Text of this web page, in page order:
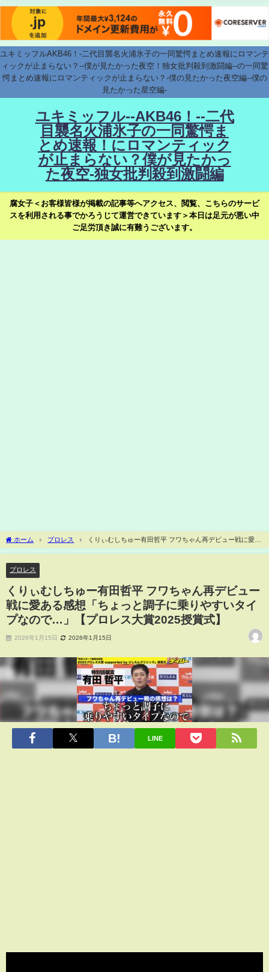
ユキミッフルAKB46！-二代目襲名火浦氷子の一同驚愕まとめ速報にロマンテ
ィックが止まらない？--僕が見たかった夜空！独女批判殺到激闘編--の一同驚
愕まとめ速報にロマンティックが止まらない？-僕の見たかった夜空編--僕の
見たかった星空編-
ユキミッフル--AKB46！--二代
目襲名火浦氷子の一同驚愕ま
とめ速報！にロマンティック
が止まらない？僕が見たかっ
た夜空-独女批判殺到激闘編
腐女子＜お客様皆様が掲載の記事等へアクセス、閲覧、こちらのサービ
スを利用される事でかろうじて運営できています＞本日は足元が悪い中
ご足労頂き誠に有難うございます。
ホーム プロレス
くりぃむしちゅー有田哲平 フワちゃん再デビュー戦に愛あ
る感想「ちょっと調子に乗りやすいタイプなので…」【プロレス大賞2025授賞式】
プロレス
くりぃむしちゅー有田哲平 フワちゃん再デビュー
戦に愛ある感想「ちょっと調子に乗りやすいタイ
プなので…」【プロレス大賞2025授賞式】
2026年1月15日 2026年1月15日
LINE